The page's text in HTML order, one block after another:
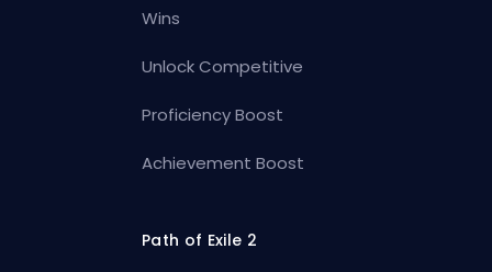
Wins
Unlock Competitive
Proficiency Boost
Achievement Boost
Path of Exile 2